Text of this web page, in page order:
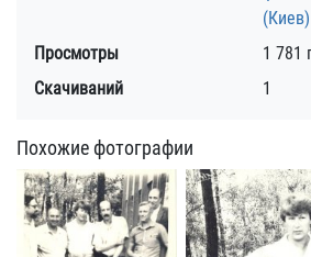
(Киев)
Просмотры
1 781
Скачиваний
1
Похожие фотографии